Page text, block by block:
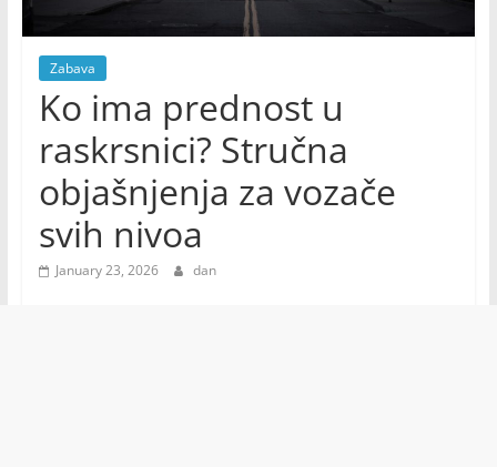
Zabava
Ko ima prednost u
raskrsnici? Stručna
objašnjenja za vozače
svih nivoa
January 23, 2026 dan